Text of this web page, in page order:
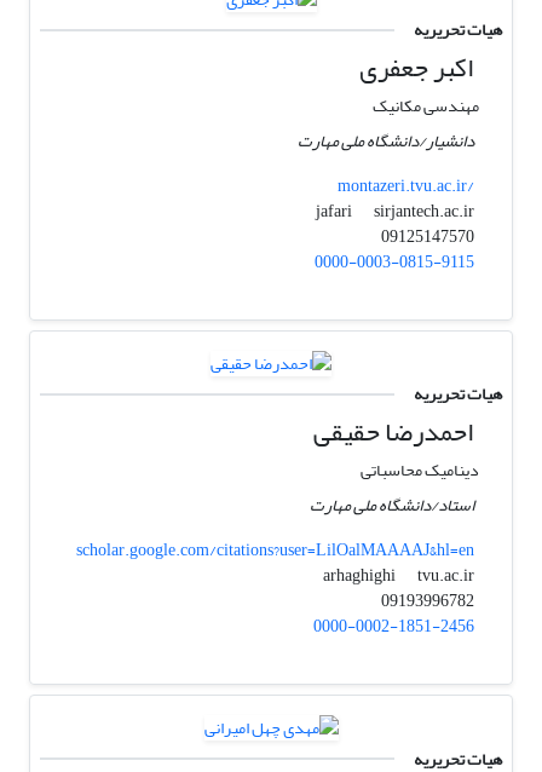
هیات تحریریه
اکبر جعفری
مهندسی مکانیک
دانشیار/دانشگاه ملی مهارت
montazeri.tvu.ac.ir/
jafari
sirjantech.ac.ir
09125147570
0000-0003-0815-9115
هیات تحریریه
احمدرضا حقیقی
دینامیک محاسباتی
استاد/دانشگاه ملی مهارت
scholar.google.com/citations?user=LilOalMAAAAJ&hl=en
arhaghighi
tvu.ac.ir
09193996782
0000-0002-1851-2456
هیات تحریریه